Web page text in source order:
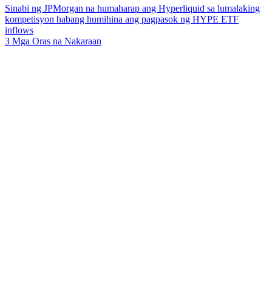
Sinabi ng JPMorgan na humaharap ang Hyperliquid sa lumalaking
kompetisyon habang humihina ang pagpasok ng HYPE ETF
inflows
3 Mga Oras na Nakaraan